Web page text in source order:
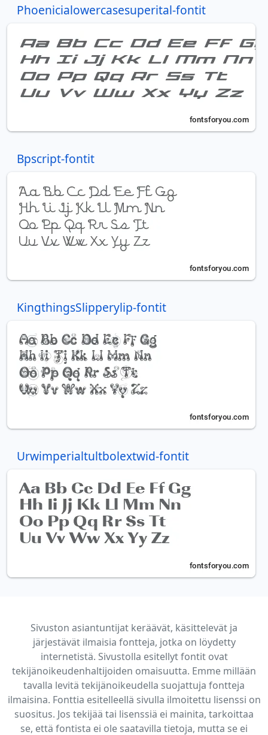
Phoenicialowercasesuperital-fontit
Bpscript-fontit
KingthingsSlipperylip-fontit
Urwimperialtultbolextwid-fontit
Sivuston asiantuntijat keräävät, käsittelevät ja
järjestävät ilmaisia fontteja, jotka on löydetty
internetistä. Sivustolla esitellyt fontit ovat
tekijänoikeudenhaltijoiden omaisuutta. Emme millään
tavalla levitä tekijänoikeudella suojattuja fontteja
ilmaisina. Fonttia esitelleellä sivulla ilmoitettu lisenssi on
suositus. Jos tekijää tai lisenssiä ei mainita, tarkoittaa
se, että fontista ei ole saatavilla tietoja, mutta se ei